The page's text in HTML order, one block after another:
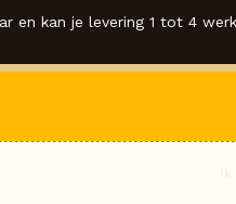
en kan je levering 1 tot 4